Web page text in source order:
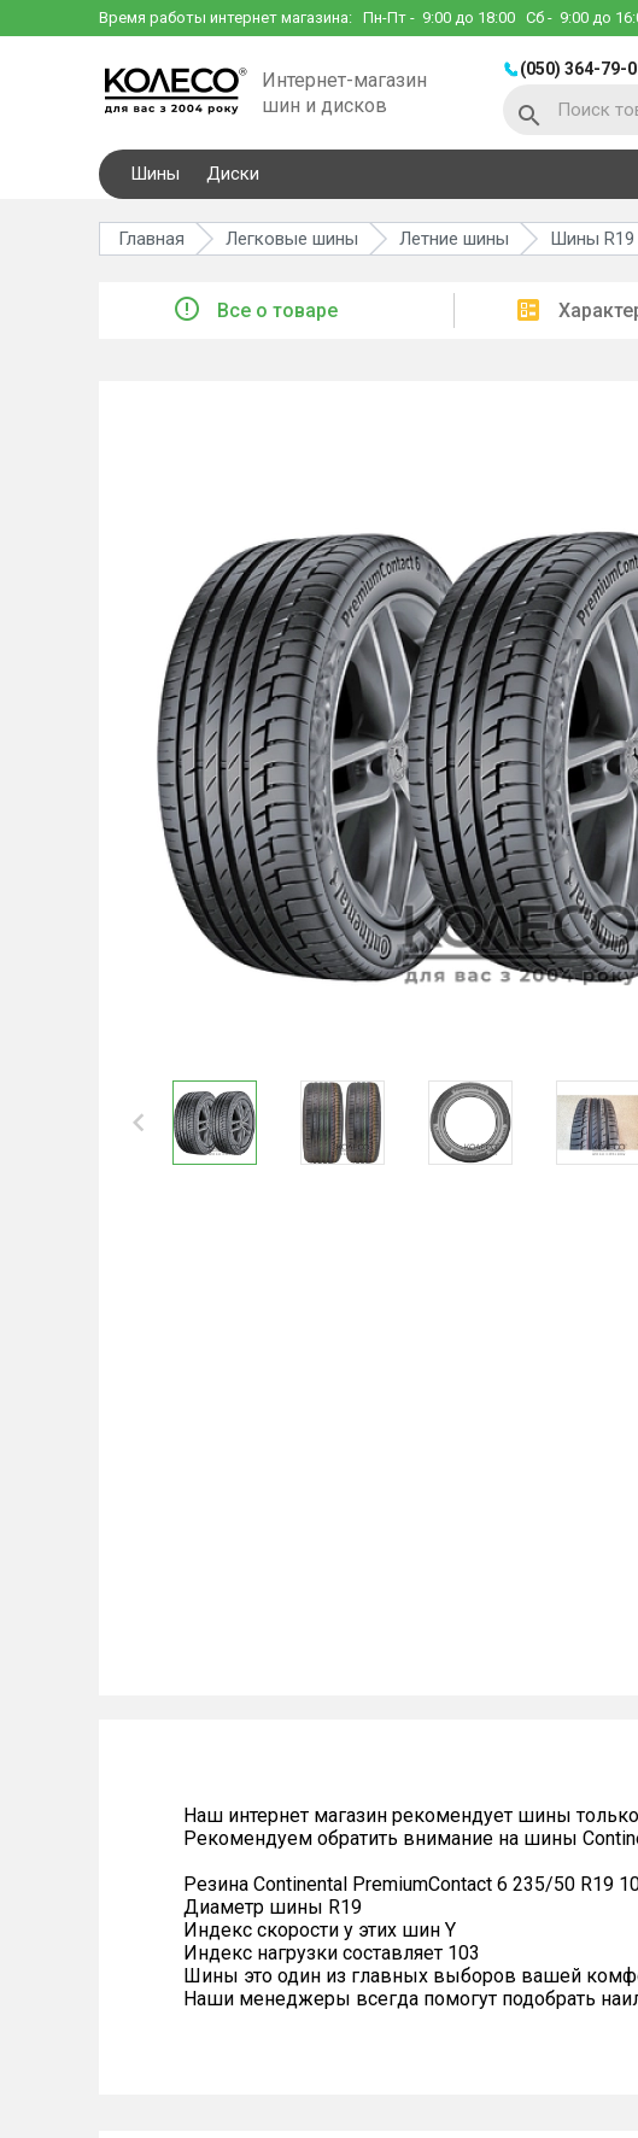
Время работы интернет магазина: Пн-Пт - 9:00 до 18:00 Сб - 9:00 до
Интернет-магазин
шин и дисков
(050) 364-79-
Шины Диски
Главная Легковые шины Летние шины Шины R19
Все о товаре
Наш интернет магазин рекомендует шины
Рекомендуем обратить внимание на шины
Резина Continental PremiumContact 6 235/50 R19
Диаметр шины R19
Индекс скорости у этих шин Y
Индекс нагрузки составляет 103
Шины это один из главных выборов вашей
Наши менеджеры всегда помогут подобрать